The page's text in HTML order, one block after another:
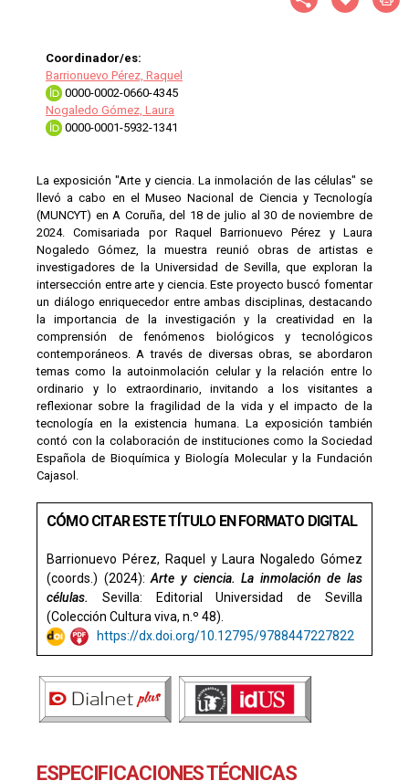
Coordinador/es:
Barrionuevo Pérez, Raquel
0000-0002-0660-4345
Nogaledo Gómez, Laura
0000-0001-5932-1341
La exposición "Arte y ciencia. La inmolación de las células" se
llevó a cabo en el Museo Nacional de Ciencia y Tecnología
(MUNCYT) en A Coruña, del 18 de julio al 30 de noviembre de
2024. Comisariada por Raquel Barrionuevo Pérez y Laura
Nogaledo Gómez, la muestra reunió obras de artistas e
investigadores de la Universidad de Sevilla, que exploran la
intersección entre arte y ciencia. Este proyecto buscó fomentar
un diálogo enriquecedor entre ambas disciplinas, destacando
la importancia de la investigación y la creatividad en la
comprensión de fenómenos biológicos y tecnológicos
contemporáneos. A través de diversas obras, se abordaron
temas como la autoinmolación celular y la relación entre lo
ordinario y lo extraordinario, invitando a los visitantes a
reflexionar sobre la fragilidad de la vida y el impacto de la
tecnología en la existencia humana. La exposición también
contó con la colaboración de instituciones como la Sociedad
Española de Bioquímica y Biología Molecular y la Fundación
Cajasol.
CÓMO CITAR ESTE TÍTULO EN FORMATO DIGITAL
Barrionuevo Pérez, Raquel y Laura Nogaledo Gómez
(coords.) (2024):Arte y ciencia. La inmolación de las
células. Sevilla: Editorial Universidad de Sevilla
(Colección Cultura viva, n.º 48).
https://dx.doi.org/10.12795/9788447227822
ESPECIFICACIONES TÉCNICAS